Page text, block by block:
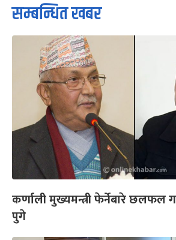
सम्बन्धित खबर
कर्णाली मुख्यमन्त्री फेर्नेबारे छलफल
पुगे